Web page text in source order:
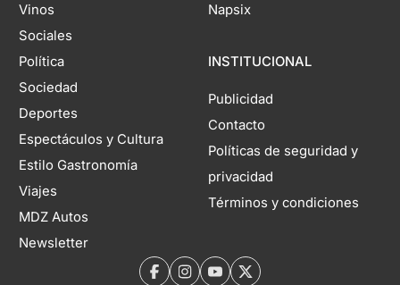
Vinos
Sociales
Política
Sociedad
Deportes
Espectáculos y Cultura
Estilo Gastronomía
Viajes
MDZ Autos
Newsletter
Napsix
INSTITUCIONAL
Publicidad
Contacto
Políticas de seguridad y
privacidad
Términos y condiciones